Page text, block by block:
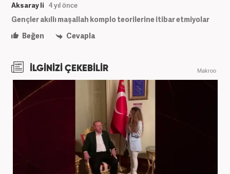
Aksaray li 4 yıl önce
Gençler akıllı maşallah komplo teorilerine itibar etmiyolar
Beğen
Cevapla
İLGİNİZİ ÇEKEBİLİR Makroo